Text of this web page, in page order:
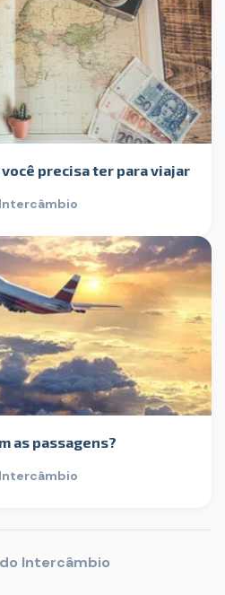
precisa ter para viajar
as passagens?
Intercâmbio